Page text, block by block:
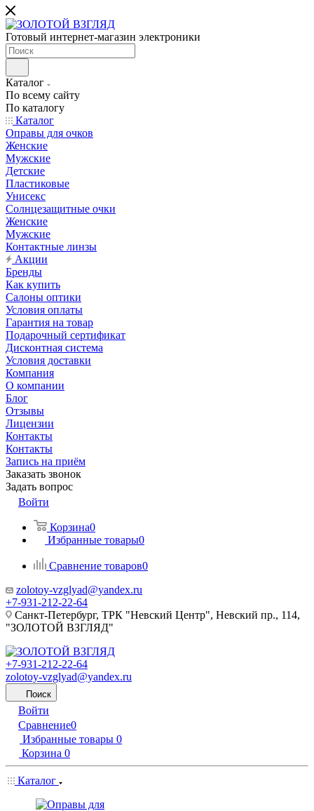
Готовый интернет-магазин электроники
Каталог
По всему сайту
По каталогу
Каталог
Оправы для очков
Женские
Мужские
Детские
Пластиковые
Унисекс
Солнцезащитные очки
Женские
Мужские
Контактные линзы
Акции
Бренды
Как купить
Салоны оптики
Условия оплаты
Гарантия на товар
Подарочный сертификат
Дисконтная система
Условия доставки
Компания
О компании
Блог
Отзывы
Лицензии
Контакты
Контакты
Запись на приём
Заказать звонок
Задать вопрос
Войти
Корзина0
Избранные товары0
Сравнение товаров0
zolotoy-vzglyad@yandex.ru
+7-931-212-22-64
Санкт-Петербург, ТРК "Невский Центр", Невский пр., 114,
"ЗОЛОТОЙ ВЗГЛЯД"
+7-931-212-22-64
zolotoy-vzglyad@yandex.ru
Поиск
Войти
Сравнение0
Избранные товары 0
Корзина 0
Каталог